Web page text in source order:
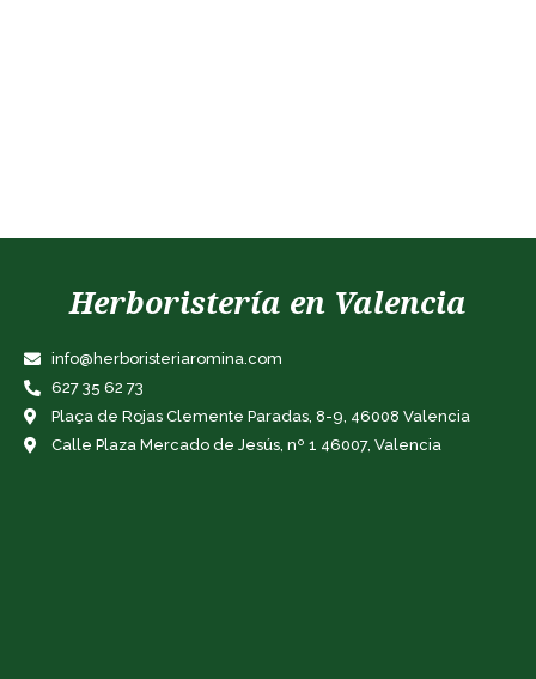
Herboristería en Valencia
info@herboristeriaromina.com
627 35 62 73
Plaça de Rojas Clemente Paradas, 8-9, 46008 Valencia
Calle Plaza Mercado de Jesús, nº 1 46007, Valencia